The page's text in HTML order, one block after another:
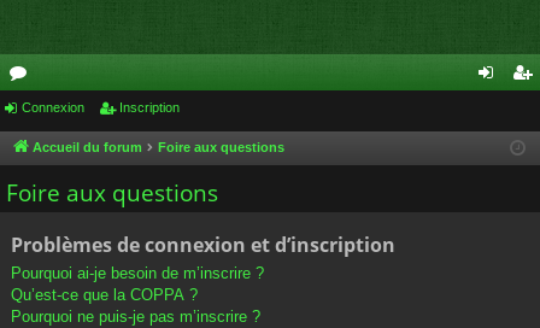
or
u
m
cri
Connexion Inscription
Accueil du forum Foire aux questions
Foire aux questions
Problèmes de connexion et d’inscription
Pourquoi ai-je besoin de m’inscrire ?
Qu’est-ce que la COPPA ?
Pourquoi ne puis-je pas m’inscrire ?